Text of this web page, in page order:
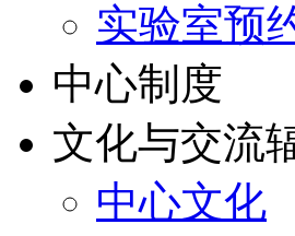
实验室预
中心制度
文化与交流
中心文化